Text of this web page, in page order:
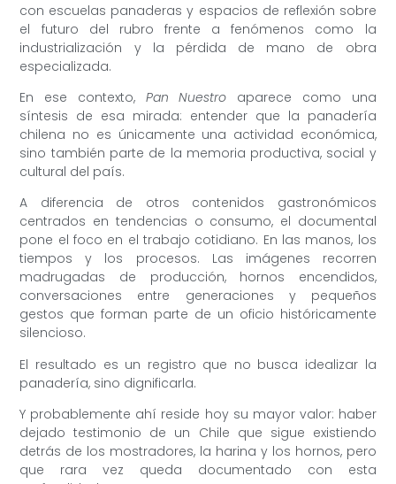
con escuelas panaderas y espacios de reflexión sobre
el futuro del rubro frente a fenómenos como la
industrialización y la pérdida de mano de obra
especializada.
En ese contexto, Pan Nuestro aparece como una
síntesis de esa mirada: entender que la panadería
chilena no es únicamente una actividad económica,
sino también parte de la memoria productiva, social y
cultural del país.
A diferencia de otros contenidos gastronómicos
centrados en tendencias o consumo, el documental
pone el foco en el trabajo cotidiano. En las manos, los
tiempos y los procesos. Las imágenes recorren
madrugadas de producción, hornos encendidos,
conversaciones entre generaciones y pequeños
gestos que forman parte de un oficio históricamente
silencioso.
El resultado es un registro que no busca idealizar la
panadería, sino dignificarla.
Y probablemente ahí reside hoy su mayor valor: haber
dejado testimonio de un Chile que sigue existiendo
detrás de los mostradores, la harina y los hornos, pero
que rara vez queda documentado con esta